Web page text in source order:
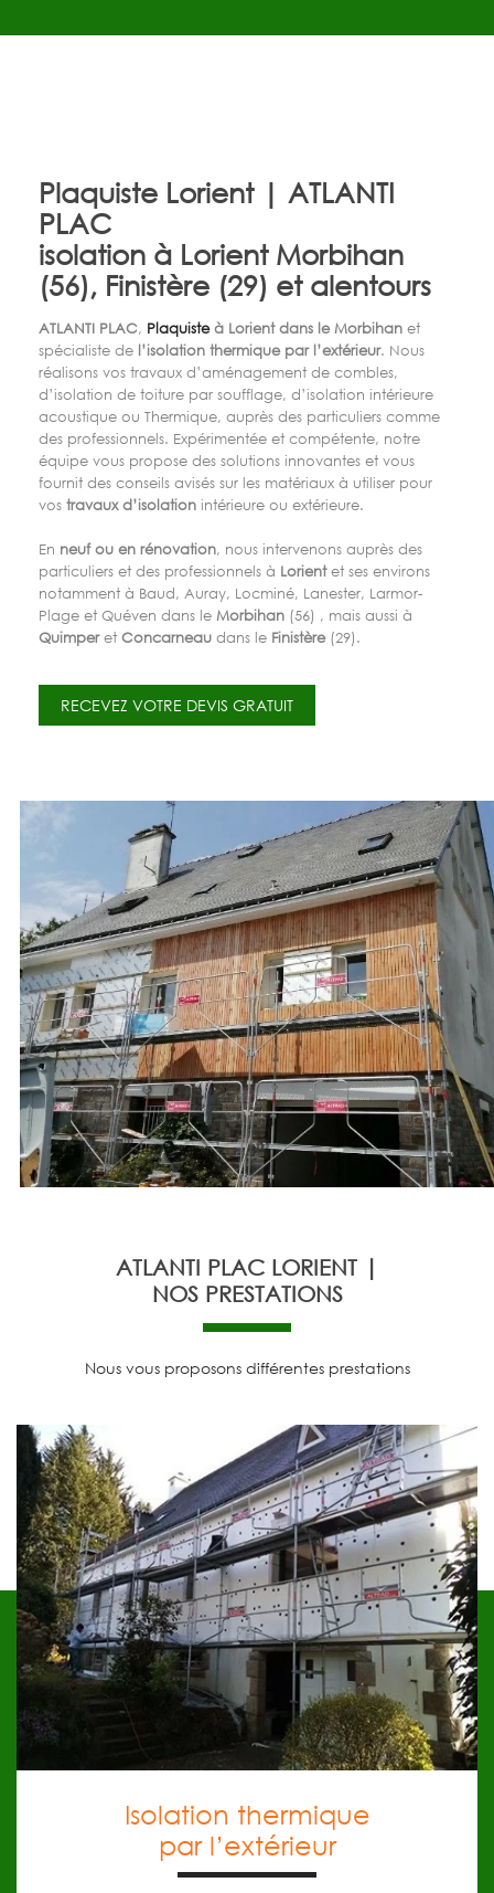
Plaquiste Lorient | ATLANTI
PLAC
isolation à Lorient Morbihan
(56), Finistère (29) et alentours
ATLANTI PLAC, Plaquisteà Lorient dans le Morbihan et
spécialiste de l’isolation thermique par l’extérieur. Nous
réalisons vos travaux d’aménagement de combles,
d’isolation de toiture par soufflage, d’isolation intérieure
acoustique ou Thermique, auprès des particuliers comme
des professionnels. Expérimentée et compétente, notre
équipe vous propose des solutions innovantes et vous
fournit des conseils avisés sur les matériaux à utiliser pour
vos travaux d’isolation intérieure ou extérieure.
En neuf ou en rénovation, nous intervenons auprès des
particuliers et des professionnels à Lorientet ses environs
notamment à Baud, Auray, Locminé, Lanester, Larmor-
Plage et Quéven dans le Morbihan (56) , mais aussi à
Quimperet Concarneau dans le Finistère(29).
RECEVEZ VOTRE DEVIS GRATUIT
ATLANTI PLAC LORIENT |
NOS PRESTATIONS
Nous vous proposons différentes prestations
Isolation thermique
par l’extérieur
Isolation thermique par l’extérieur
Afin d’optimiser les performances énergétiques de
votre bâtiment, nous mettons en place un système
d’isolation par l’extérieur efficace qui empêche les
déperditions de chaleur. Nous utilisons des techniques
innovantes et des matériaux à fort potentiel
d’isolation.
EN SAVOIR PLUS